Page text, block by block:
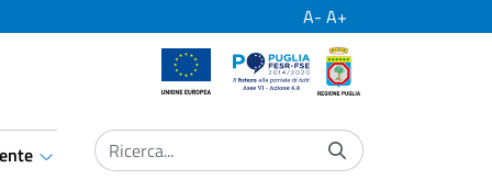
A- A+
Unione Europea Por Puglia
aret.open.submenu